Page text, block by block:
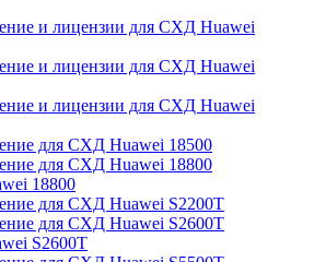
и лицензии для СХД Huawei
и лицензии для СХД Huawei
и лицензии для СХД Huawei
для СХД Huawei 18500
для СХД Huawei 18800
18800
для СХД Huawei S2200T
для СХД Huawei S2600T
S2600T